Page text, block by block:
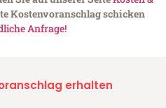
Kostenvoranschlag schicken
Anfrage!
erhalten